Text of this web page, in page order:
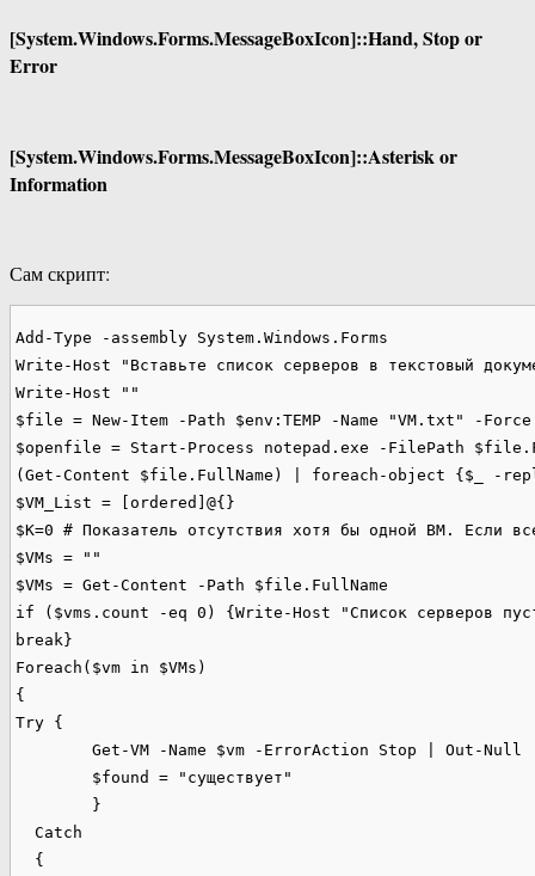
[System.Windows.Forms.MessageBoxIcon]::Hand, Stop or
Error
[System.Windows.Forms.MessageBoxIcon]::Asterisk or
Information
Сам скрипт:
Add-Type -assembly System.Windows.Forms
Write-Host "Вставьте список серверов в текстовый
Write-Host ""
$file = New-Item -Path $env:TEMP -Name "VM.txt" -Force
$openfile = Start-Process notepad.exe -FilePath
(Get-Content $file.FullName) | foreach-object {$_ -
$VM_List = [ordered]@{}
$K=0 # Показатель отсутствия хотя бы одной ВМ. Если
$VMs = ""
$VMs = Get-Content -Path $file.FullName
if ($vms.count -eq 0) {Write-Host "Cписок серверов
break}
Foreach($vm in $VMs)
{
Try {
  Catch
  {